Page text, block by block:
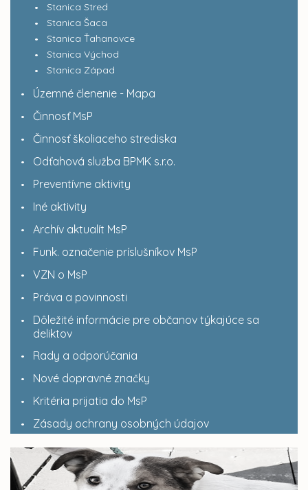
Stanica Stred
Stanica Šaca
Stanica Ťahanovce
Stanica Východ
Stanica Západ
Územné členenie - Mapa
Činnosť MsP
Činnosť školiaceho strediska
Odťahová služba BPMK s.r.o.
Preventívne aktivity
Iné aktivity
Archív aktualít MsP
Funk. označenie príslušníkov MsP
VZN o MsP
Práva a povinnosti
Dôležité informácie pre občanov týkajúce sa
deliktov
Rady a odporúčania
Nové dopravné značky
Kritéria prijatia do MsP
Zásady ochrany osobných údajov